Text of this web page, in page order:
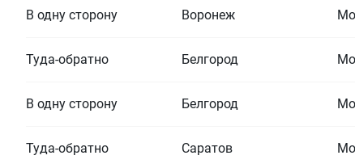
В одну сторону Воронеж
Туда-обратно Белгород
В одну сторону Белгород
Туда-обратно Саратов